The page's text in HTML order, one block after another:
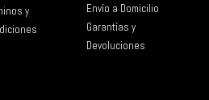
y
Envío a Domicilio
Garantías y
Devoluciones